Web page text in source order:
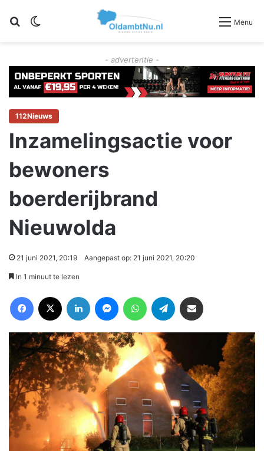
Zoeken Menu
- advertentie -
112Nieuws
Inzamelingsactie voor
bewoners
boerderijbrand
Nieuwolda
21 juni 2021, 20:19 Aangepast op: 21 juni 2021, 20:20
In 1 minuut te lezen